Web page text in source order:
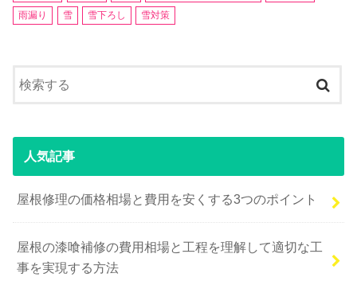
雨漏り
雪 雪下ろし 雪対策
人気記事
屋根修理の価格相場と費用を安くする3つのポイント
屋根の漆喰補修の費用相場と工程を理解して適切な工
事を実現する方法